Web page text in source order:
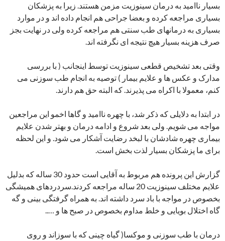
بسیار ناامید به درمان سینوزیت مزمن هستند. زیرا به پزشکان
بسیاری مراجعه کرده و بعضا جراحی هم انجام داده اند و در موارد
بسیاری به درمانهای طب سنتی هم مراجعه کرده ولی در نهایت بجز
صرف هزینه بسیار هیچ نتیجه ای نگرفته اند.
وقتی بعد تشخیص قطعی سینوزیت توسط اینجانب ( با بررسی
مدارک و عکس ها و علایم بیمار ) توصیه به انجام طب سوزنی می
کنم، معمولا با اکراه می پذیرند. که البته حق هم دارند.
در ابتدا به دلایلی که ذکر شد، با چهره ناامید و گاها اخمو این مراجعین
مواجه می شویم. ولی بعد شروع و ادامه درمان و بهتر شدن علایم
بیماری چهره شادشان با لبخد رضایت آشکار می شود. و این لحظه
برای ما پزشکان بسیار لذت بخش است.
گزارش این پرونده هم مربوط به آقایی است حدود 30 ساله که بدلیل
علایم مختلف سینوزیت 20 ساله مراجعه کردند.سردردهای همیشگی
بخصوص در مواجه با باد سرد داشته اند. به همراه گرفتگی بینی و گه
گاه اختلال بویایی و خلط مداوم بخصوص در صبح ها و …..
درمان با طب سوزنی و موکسا( گیاه چینی که با سوزاند و روی